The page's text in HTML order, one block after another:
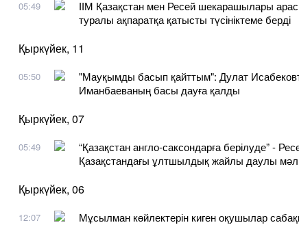
05:49
ІІМ Қазақстан мен Ресей шекарашылары
туралы ақпаратқа қатысты түсініктеме берді
Қыркүйек, 11
05:50
"Мауқымды басып қайттым": Дулат
Иманбаеваның басы дауға қалды
Қыркүйек, 07
05:49
“Қазақстан англо-саксондарға берілуде” -
Қазақстандағы ұлтшылдық жайлы даулы
Қыркүйек, 06
12:07 Мұсылман көйлектерін киген оқушылар